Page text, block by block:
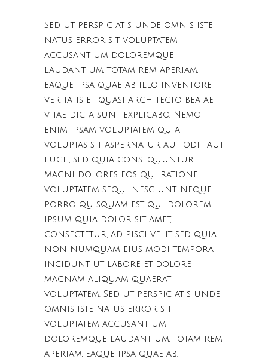
Sed ut perspiciatis unde omnis iste
natus error sit voluptatem
accusantium doloremque
laudantium, totam rem aperiam,
eaque ipsa quae ab illo inventore
veritatis et quasi architecto beatae
vitae dicta sunt explicabo. Nemo
enim ipsam voluptatem quia
voluptas sit aspernatur aut odit aut
fugit, sed quia consequuntur
magni dolores eos qui ratione
voluptatem sequi nesciunt. Neque
porro quisquam est, qui dolorem
ipsum quia dolor sit amet,
consectetur, adipisci velit, sed quia
non numquam eius modi tempora
incidunt ut labore et dolore
magnam aliquam quaerat
voluptatem. Sed ut perspiciatis unde
omnis iste natus error sit
voluptatem accusantium
doloremque laudantium, totam rem
aperiam, eaque ipsa quae ab.